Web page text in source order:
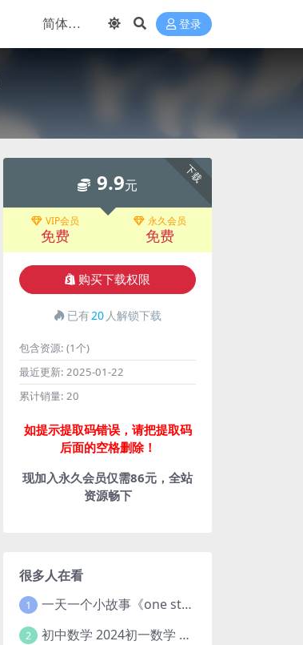
登录
下载
9.9元
VIP会员
免费
永久会员
免费
购买下载权限
已有20 人解锁下载
包含资源: (1个)
最近更新: 2025-01-22
累计销量: 20
如提示提取码错误，请把提取码
后面的空格删除！
现加入永久会员仅需86元，全站
资源畅下
很多人在看
1 一天一个小故事《one story a day》初中版 百度网盘分享下载
2 初中数学 2024初一数学 朱韬数学 S班春季下 A+班春季下 百度云网盘